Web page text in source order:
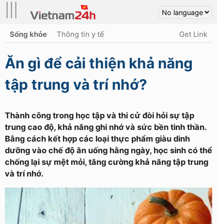
Sống khỏe Thông tin y tế Get Link
Ăn gì để cải thiện khả năng
tập trung và trí nhớ?
Thành công trong học tập và thi cử đòi hỏi sự tập
trung cao độ, khả năng ghi nhớ và sức bền tinh thần.
Bằng cách kết hợp các loại thực phẩm giàu dinh
dưỡng vào chế độ ăn uống hằng ngày, học sinh có thể
chống lại sự mệt mỏi, tăng cường khả năng tập trung
và trí nhớ.